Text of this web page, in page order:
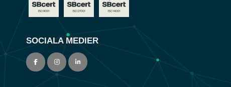
SOCIALA MEDIER